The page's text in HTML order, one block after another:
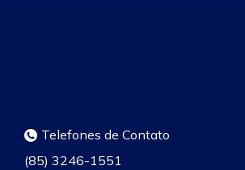
Telefones de Contato
(85) 3246-1551